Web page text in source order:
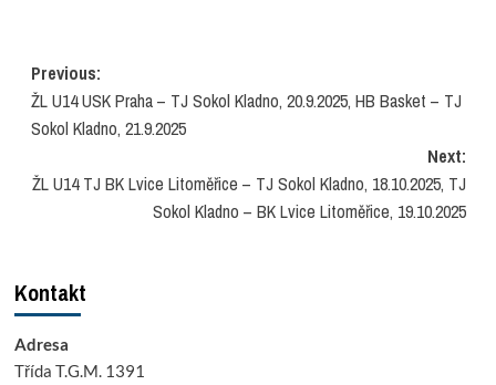
Post
navigation
Previous:
ŽL U14 USK Praha – TJ Sokol Kladno, 20.9.2025, HB Basket – TJ
Sokol Kladno, 21.9.2025
Next:
ŽL U14 TJ BK Lvice Litoměřice – TJ Sokol Kladno, 18.10.2025, TJ
Sokol Kladno – BK Lvice Litoměřice, 19.10.2025
Kontakt
Adresa
Třída T.G.M. 1391